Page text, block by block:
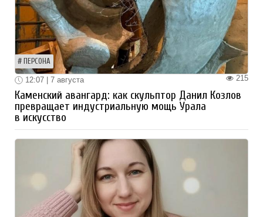
ПЕРСОНА
215
12:07 | 7 августа
Каменский авангард: как скульптор Данил Козлов
превращает индустриальную мощь Урала
в искусство